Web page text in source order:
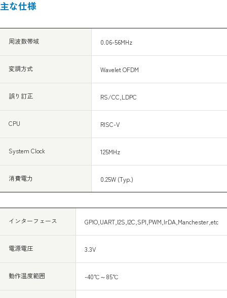
主な仕様
周波数帯域 0.06-56MHz
変調方式 Wavelet OFDM
誤り訂正 RS/CC,LDPC
CPU RISC-V
System Clock 125MHz
消費電力 0.25W (Typ.)
インターフェース GPIO,UART,I2S,I2C,SPI,PWM,IrDA,Manchester,etc
電源電圧 3.3V
動作温度範囲 -40℃～85℃